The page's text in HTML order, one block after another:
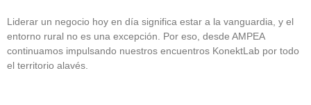
Liderar un negocio hoy en día significa estar a la vanguardia, y el
entorno rural no es una excepción. Por eso, desde AMPEA
continuamos impulsando nuestros encuentros KonektLab por todo
el territorio alavés.